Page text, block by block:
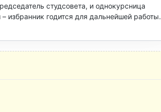
студсовета, и однокурсница
избранник годится для дальнейшей работы.